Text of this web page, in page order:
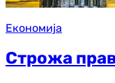
Економија
Строжа